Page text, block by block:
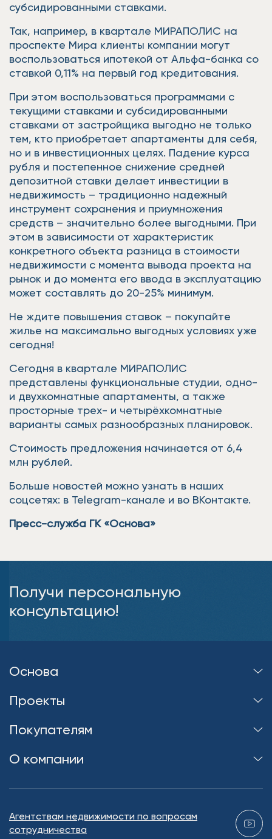
субсидированными ставками.
Так, например, в квартале МИРАПОЛИС на
проспекте Мира клиенты компании могут
воспользоваться ипотекой от Альфа-банка со
ставкой 0,11% на первый год кредитования.
При этом воспользоваться программами с
текущими ставками и субсидированными
ставками от застройщика выгодно не только
тем, кто приобретает апартаменты для себя,
но и в инвестиционных целях. Падение курса
рубля и постепенное снижение средней
депозитной ставки делает инвестиции в
недвижимость – традиционно надежный
инструмент сохранения и приумножения
средств – значительно более выгодными. При
этом в зависимости от характеристик
конкретного объекта разница в стоимости
недвижимости с момента вывода проекта на
рынок и до момента его ввода в эксплуатацию
может составлять до 20-25% минимум.
Не ждите повышения ставок – покупайте
жилье на максимально выгодных условиях уже
сегодня!
Сегодня в квартале МИРАПОЛИС
представлены функциональные студии, одно-
и двухкомнатные апартаменты, а также
просторные трех- и четырёхкомнатные
варианты самых разнообразных планировок.
Стоимость предложения начинается от 6,4
млн рублей.
Больше новостей можно узнать в наших
соцсетях: в Telegram-канале и во ВКонтакте.
Пресс-служба ГК «Основа»
Получи персональную
консультацию!
Основа
Проекты
Покупателям
О компании
Агентствам недвижимости по вопросам
сотрудничества